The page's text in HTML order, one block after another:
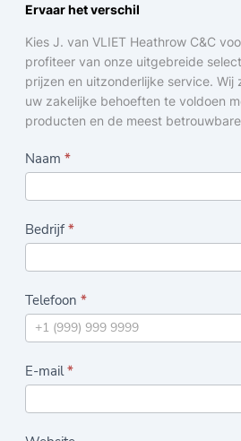
Ervaar het verschil
Kies J. van VLIET Heathrow C&C
profiteer van onze uitgebreide
prijzen en uitzonderlijke service. Wij
uw zakelijke behoeften te voldoen
producten en de meest
C
t
t
f
r
m
u
Naam *
Bedrijf*
Telefoon *
E-mail*